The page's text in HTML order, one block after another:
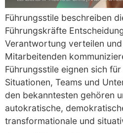
Führungsstile beschreiben
Führungskräfte
Verantwortung verteilen
Mitarbeitenden
Führungsstile eignen sich
Situationen, Teams und
den bekanntesten gehören
autokratische,
transformationale und